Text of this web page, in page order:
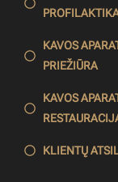
KAVOS
PRIEŽIŪRA
KAVOS
KLIENTŲ